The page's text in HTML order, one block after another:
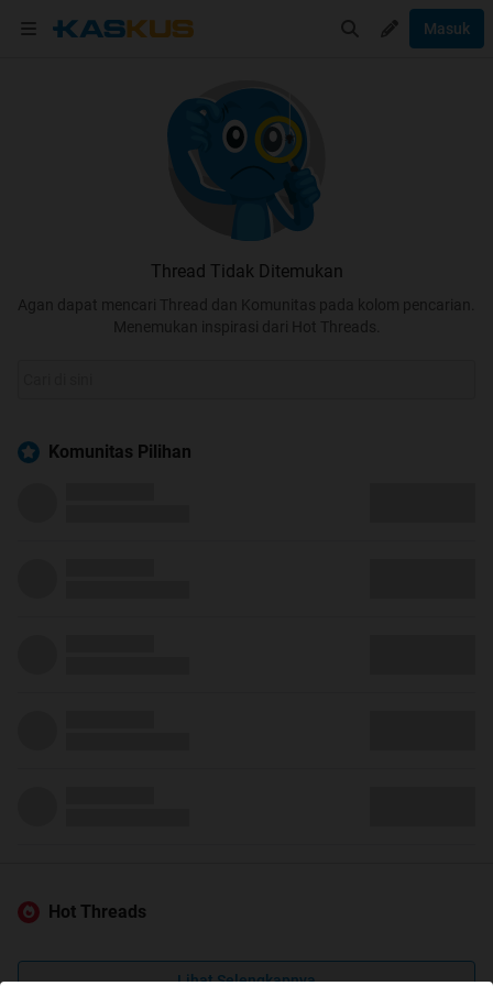
Masuk
Thread Tidak Ditemukan
Agan dapat mencari Thread dan Komunitas pada kolom pencarian.
Menemukan inspirasi dari Hot Threads.
Komunitas Pilihan
Hot Threads
Lihat Selengkapnya